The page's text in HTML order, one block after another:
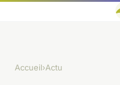
Accueil›Actu